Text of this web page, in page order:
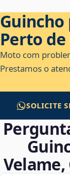
Guincho
Perto
Moto com
Prestamos o
SOLICITE
Velame,